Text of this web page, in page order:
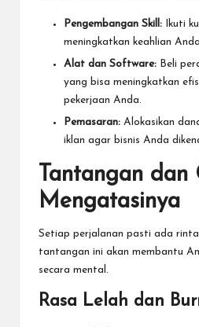
Pengembangan Skill: Ikuti
meningkatkan keahlian
Alat dan Software: Beli
yang bisa meningkatkan
pekerjaan Anda.
Pemasaran: Alokasikan
iklan agar bisnis Anda
Tantangan dan
Mengatasinya
Setiap perjalanan pasti ada
tantangan ini akan membantu
secara mental.
Rasa Lelah dan